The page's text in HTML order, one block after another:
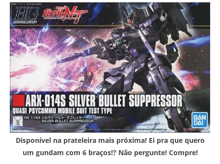
Disponível na prateleira mais próxima! Ei pra que quero
um gundam com 6 braços!? Não pergunte! Compre!